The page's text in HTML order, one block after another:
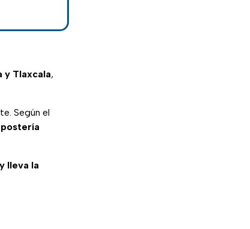
y Tlaxcala,
Según el
y lleva la